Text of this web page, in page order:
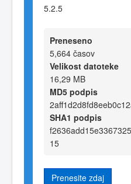
5.2.5
Preneseno
5,664 časov
Velikost datoteke
16,29 MB
MD5 podpis
SHA1 podpis
15
Prenesite zdaj